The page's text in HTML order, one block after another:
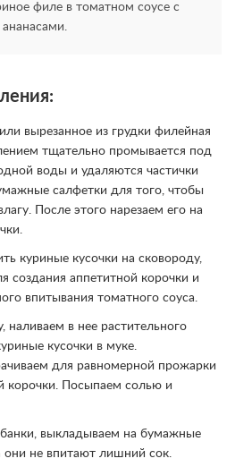
филе в томатном соусе с
ананасами.
вырезанное из грудки филейная
тщательно промывается под
воды и удаляются частички
салфетки для того, чтобы
После этого нарезаем его на
куриные кусочки на сковороду,
создания аппетитной корочки и
впитывания томатного соуса.
наливаем в нее растительного
кусочки в муке.
для равномерной прожарки
корочки. Посыпаем солью и
выкладываем на бумажные
не впитают лишний сок.